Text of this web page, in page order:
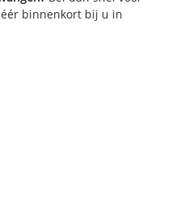
binnenkort bij u in